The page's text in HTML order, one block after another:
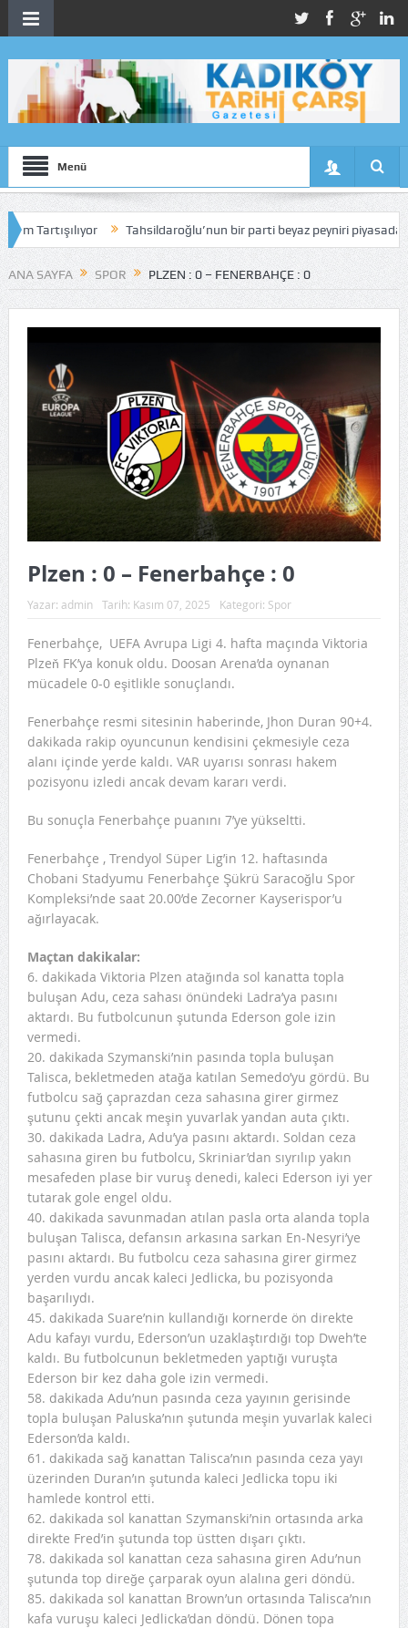
Menü
Tahsildaroğlu’nun bir parti beyaz peyniri piyasadan
ANA SAYFA SPOR PLZEN : 0 – FENERBAHÇE : 0
Plzen : 0 – Fenerbahçe : 0
Yazar: admin Tarih: Kasım 07, 2025 Kategori: Spor
Fenerbahçe, UEFA Avrupa Ligi 4. hafta maçında Viktoria
Plzeň FK’ya konuk oldu. Doosan Arena’da oynanan
mücadele 0-0 eşitlikle sonuçlandı.
Fenerbahçe resmi sitesinin haberinde, Jhon Duran 90+4.
dakikada rakip oyuncunun kendisini çekmesiyle ceza
alanı içinde yerde kaldı. VAR uyarısı sonrası hakem
pozisyonu izledi ancak devam kararı verdi.
Bu sonuçla Fenerbahçe puanını 7’ye yükseltti.
Fenerbahçe , Trendyol Süper Lig’in 12. haftasında
Chobani Stadyumu Fenerbahçe Şükrü Saracoğlu Spor
Kompleksi’nde saat 20.00’de Zecorner Kayserispor’u
ağırlayacak.
Maçtan dakikalar:
6. dakikada Viktoria Plzen atağında sol kanatta topla
buluşan Adu, ceza sahası önündeki Ladra’ya pasını
aktardı. Bu futbolcunun şutunda Ederson gole izin
vermedi.
20. dakikada Szymanski’nin pasında topla buluşan
Talisca, bekletmeden atağa katılan Semedo’yu gördü. Bu
futbolcu sağ çaprazdan ceza sahasına girer girmez
şutunu çekti ancak meşin yuvarlak yandan auta çıktı.
30. dakikada Ladra, Adu’ya pasını aktardı. Soldan ceza
sahasına giren bu futbolcu, Skriniar’dan sıyrılıp yakın
mesafeden plase bir vuruş denedi, kaleci Ederson iyi yer
tutarak gole engel oldu.
40. dakikada savunmadan atılan pasla orta alanda topla
buluşan Talisca, defansın arkasına sarkan En-Nesyri’ye
pasını aktardı. Bu futbolcu ceza sahasına girer girmez
yerden vurdu ancak kaleci Jedlicka, bu pozisyonda
başarılıydı.
45. dakikada Suare’nin kullandığı kornerde ön direkte
Adu kafayı vurdu, Ederson’un uzaklaştırdığı top Dweh’te
kaldı. Bu futbolcunun bekletmeden yaptığı vuruşta
Ederson bir kez daha gole izin vermedi.
58. dakikada Adu’nun pasında ceza yayının gerisinde
topla buluşan Paluska’nın şutunda meşin yuvarlak kaleci
Ederson’da kaldı.
61. dakikada sağ kanattan Talisca’nın pasında ceza yayı
üzerinden Duran’ın şutunda kaleci Jedlicka topu iki
hamlede kontrol etti.
62. dakikada sol kanattan Szymanski’nin ortasında arka
direkte Fred’in şutunda top üstten dışarı çıktı.
78. dakikada sol kanattan ceza sahasına giren Adu’nun
şutunda top direğe çarparak oyun alalına geri döndü.
85. dakikada sol kanattan Brown’un ortasında Talisca’nın
kafa vuruşu kaleci Jedlicka’dan döndü. Dönen topa